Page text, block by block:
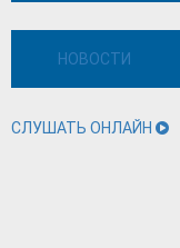
НОВОСТИ
СЛУШАТЬ ОНЛАЙН